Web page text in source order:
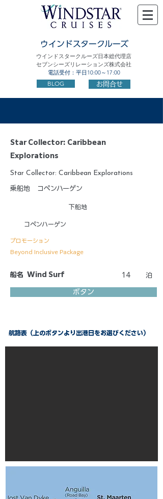
ウインドスタークルーズ
ウインドスタークルーズ日本総代理店
セブンシーズリレーションズ株式会社
電話受付：平日10:00～17:00
BLOG お問合せ
Star Collector: Caribbean
Explorations
Star Collector: Caribbean Explorations
乗船地 コペンハーゲン
下船地
コペンハーゲン
プロモーション
Beyond Inclusive Package
船名 Wind Surf 14 泊
ボタン
航路表（上のボタンより出港日をお選びください）